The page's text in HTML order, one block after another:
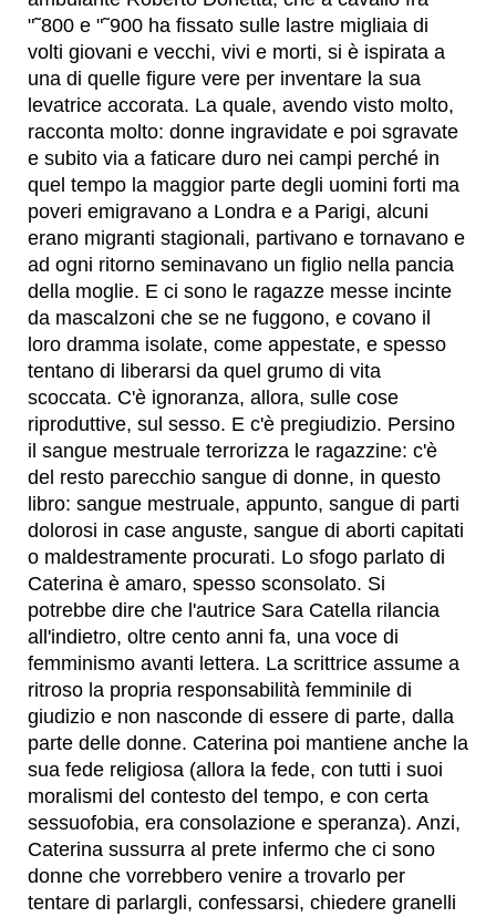
"˜800 e "˜900 ha fissato sulle lastre migliaia di
volti giovani e vecchi, vivi e morti, si è ispirata a
una di quelle figure vere per inventare la sua
levatrice accorata. La quale, avendo visto molto,
racconta molto: donne ingravidate e poi sgravate
e subito via a faticare duro nei campi perché in
quel tempo la maggior parte degli uomini forti ma
poveri emigravano a Londra e a Parigi, alcuni
erano migranti stagionali, partivano e tornavano e
ad ogni ritorno seminavano un figlio nella pancia
della moglie. E ci sono le ragazze messe incinte
da mascalzoni che se ne fuggono, e covano il
loro dramma isolate, come appestate, e spesso
tentano di liberarsi da quel grumo di vita
scoccata. C'è ignoranza, allora, sulle cose
riproduttive, sul sesso. E c'è pregiudizio. Persino
il sangue mestruale terrorizza le ragazzine: c'è
del resto parecchio sangue di donne, in questo
libro: sangue mestruale, appunto, sangue di parti
dolorosi in case anguste, sangue di aborti capitati
o maldestramente procurati. Lo sfogo parlato di
Caterina è amaro, spesso sconsolato. Si
potrebbe dire che l'autrice Sara Catella rilancia
all'indietro, oltre cento anni fa, una voce di
femminismo avanti lettera. La scrittrice assume a
ritroso la propria responsabilità femminile di
giudizio e non nasconde di essere di parte, dalla
parte delle donne. Caterina poi mantiene anche la
sua fede religiosa (allora la fede, con tutti i suoi
moralismi del contesto del tempo, e con certa
sessuofobia, era consolazione e speranza). Anzi,
Caterina sussurra al prete infermo che ci sono
donne che vorrebbero venire a trovarlo per
tentare di parlargli, confessarsi, chiedere granelli